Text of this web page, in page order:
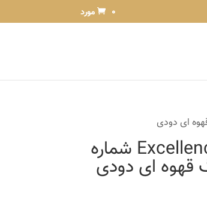
0 مورد
کیت رنگ مو لورآل مدل Excellence شماره